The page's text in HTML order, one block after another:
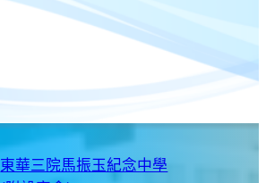
東華三院馬振玉紀念中學